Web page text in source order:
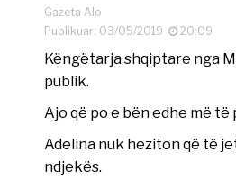
Gazeta Alo
Publikuar: 03/05/2019
20:09
Këngëtarja shqiptare nga
publik.
Ajo që po e bën edhe më
Adelina nuk heziton që të
ndjekës.